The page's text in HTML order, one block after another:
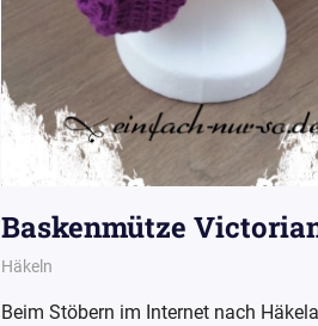
Baskenmütze
27. September 2015
Wollpoesie
Häkeln
Beim Stöbern im Internet nach